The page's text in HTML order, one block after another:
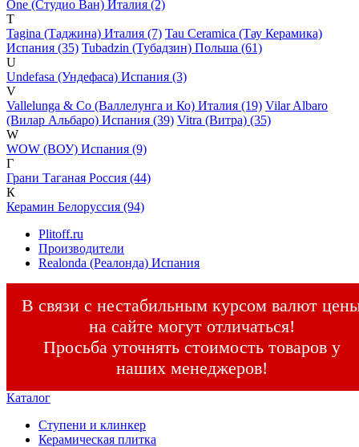
One (Студио Ван) Италия (2)
T
Tagina (Таджина) Италия (7) Tau Ceramica (Тау Керамика)
Испания (35) Tubadzin (Тубадзин) Польша (61)
U
Undefasa (Ундефаса) Испания (3)
V
Vallelunga & Co (Валлелунга и Ко) Италия (19) Vilar Albaro
(Вилар Альбаро) Испания (39) Vitra (Витра) (35)
W
WOW (ВОУ) Испания (9)
Г
Грани Таганая Россия (44)
К
Керамин Белоруссия (94)
Plitoff.ru
Производители
Realonda (Реалонда) Испания
В связи с нестабильным курсом валют
на сайте могут отличаться!
Просьба уточнять стоимость товаров у
наших менеджеров!
Каталог
Ступени и клинкер
Керамическая плитка